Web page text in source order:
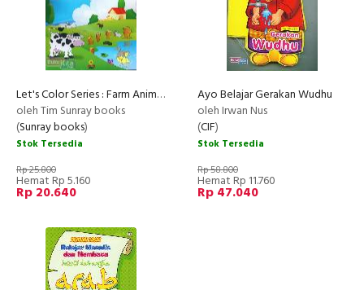
Let's Color Series : Farm Animals (Age 5-7) PROMO
oleh Tim Sunray books
(Sunray books)
Stok Tersedia
Rp 25.800
Hemat Rp 5.160
Rp 20.640
Ayo Belajar Gerakan Wudhu
oleh Irwan Nus
(CIF)
Stok Tersedia
Rp 58.800
Hemat Rp 11.760
Rp 47.040